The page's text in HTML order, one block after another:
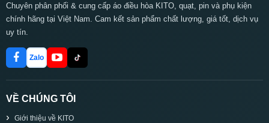
Chuyên phân phối & cung cấp áo điều hòa KITO, quạt, pin và phụ kiện
chính hãng tại Việt Nam. Cam kết sản phẩm chất lượng, giá tốt, dịch vụ
uy tín.
Zalo
VỀ CHÚNG TÔI
Giới thiệu về KITO